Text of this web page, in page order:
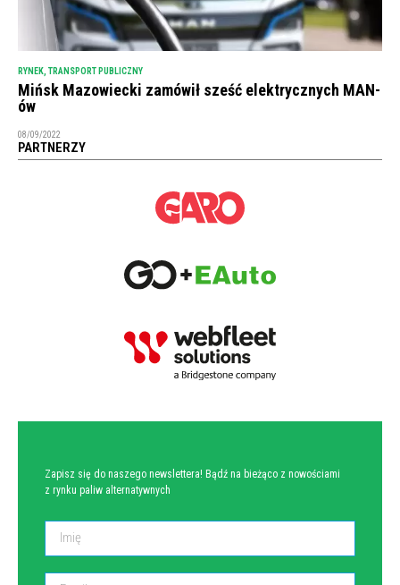
RYNEK TRANSPORT PUBLICZNY
Mińsk Mazowiecki zamówił sześć elektrycznych MAN-
ów
08/09/2022
PARTNERZY
Zapisz się do naszego newslettera! Bądź na bieżąco z nowościami
z rynku paliw alternatywnych